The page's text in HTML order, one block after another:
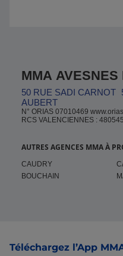
MMA
50 RUE SADI CARNOT
AUBERT
N° ORIAS 07010469
RCS VALENCIENNES :
AUTRES AGENCES MMA À
CAUDRY
BOUCHAIN
Téléchargez l’App